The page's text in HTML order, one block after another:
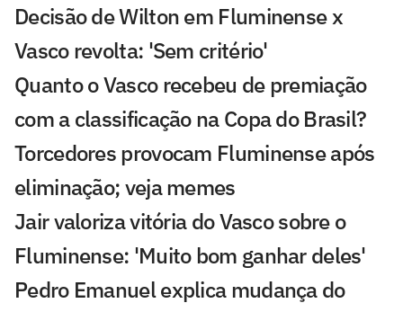
Decisão de Wilton em Fluminense x
Vasco revolta: 'Sem critério'
Quanto o Vasco recebeu de premiação
com a classificação na Copa do Brasil?
Torcedores provocam Fluminense após
eliminação; veja memes
Jair valoriza vitória do Vasco sobre o
Fluminense: 'Muito bom ganhar deles'
Pedro Emanuel explica mudança do